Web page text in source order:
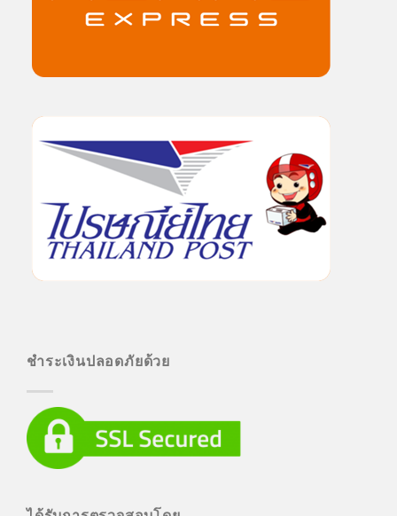
ชำระเงินปลอดภัยด้วย